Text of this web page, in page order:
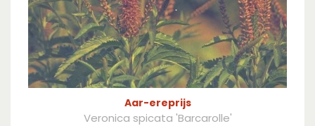
Aar-ereprijs
Veronica spicata 'Barcarolle'